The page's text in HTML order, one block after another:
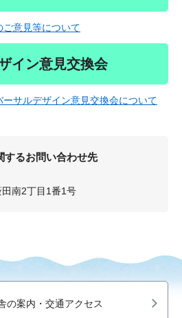
意見等について
イン意見交換会
サルデザイン意見交換会について
するお問い合わせ先
南2丁目1番1号
の案内・交通アクセス